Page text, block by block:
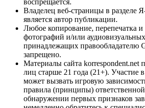
воспрещается.
Владелец веб-страницы в разделе
является автор публикации.
Любое копирование, перепечатка и
фотографий и/или
принадлежащих правообладателю
запрещено.
Материалы сайта korrespondent.net
лиц старше 21 года (21+). Участие
может вызвать игровую
правила (принципы)
обнаружении первых признаков